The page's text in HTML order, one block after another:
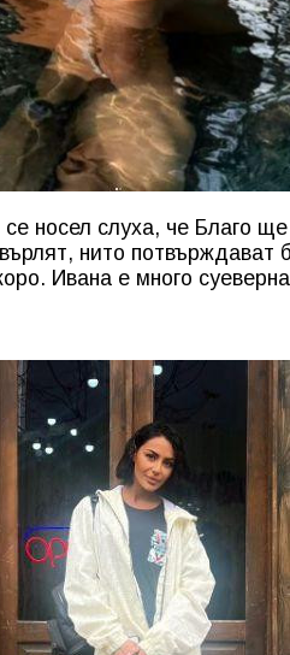
носел слуха, че Благо
нито потвърждават
Ивана е много